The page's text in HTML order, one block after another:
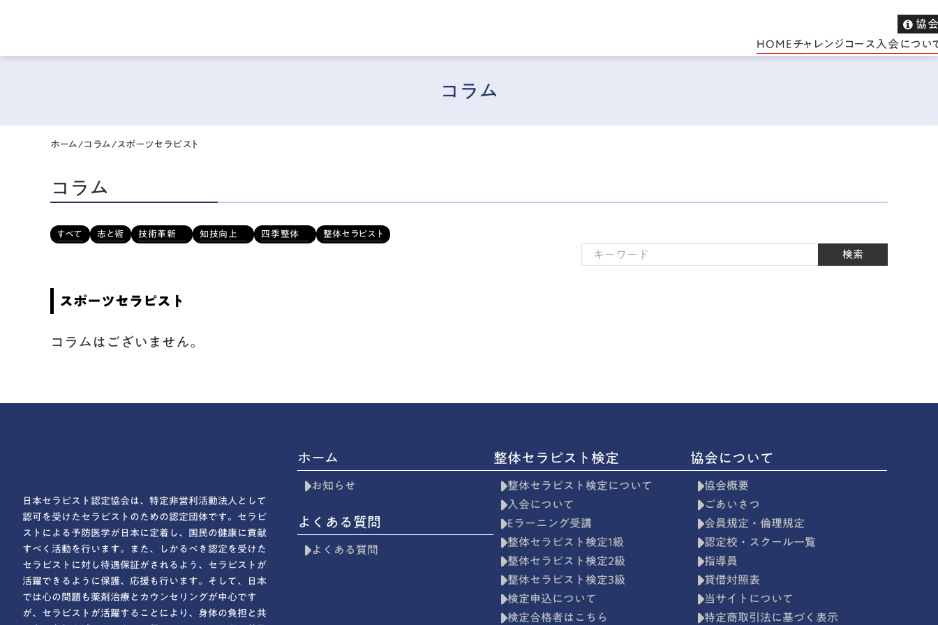
コラム
ホーム/コラム/スポーツセラピスト
コラム
すべて 志と術 技術革新 知技向上 四季整体 整体セラピスト
検索
スポーツセラピスト
コラムはございません。
協
HOMEチャレンジコース入会につい
日本セラピスト認定協会は、特定非営利活動法人として
認可を受けたセラピストのための認定団体です。セラピ
ストによる予防医学が日本に定着し、国民の健康に貢献
すべく活動を行います。また、しかるべき認定を受けた
セラピストに対し待遇保証がされるよう、セラピストが
活躍できるように保護、応援も行います。そして、日本
では心の問題も薬剤治療とカウンセリングが中心です
が、セラピストが活躍することにより、身体の負担と共
ホーム
お知らせ
よくある質問
よくある質問
整体セラピスト検定
整体セラピスト検定について
入会について
Eラーニング受講
整体セラピスト検定1級
整体セラピスト検定2級
整体セラピスト検定3級
検定申込について
検定合格者はこちら
協会について
協会概要
ごあいさつ
会員規定・倫理規定
認定校・スクール一覧
指導員
貸借対照表
当サイトについて
特定商取引法に基づく表示